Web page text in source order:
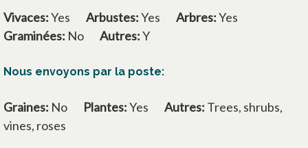
Vivaces:Yes Arbustes:Yes Arbres:Yes
Graminées: No Autres:Y
Nous envoyons par la poste:
Graines: No Plantes:Yes Autres: Trees, shrubs,
vines, roses